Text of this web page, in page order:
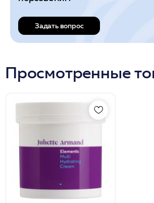
Задать вопрос
Просмотренные